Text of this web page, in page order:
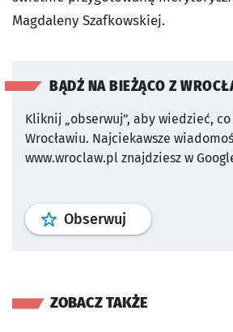
Magdaleny Szafkowskiej.
BĄDŹ NA BIEŻĄCO Z
Kliknij „obserwuj”, aby wiedzieć,
Wrocławiu. Najciekawsze
www.wroclaw.pl znajdziesz w
Obserwuj profil
ZOBACZ TAKŻE